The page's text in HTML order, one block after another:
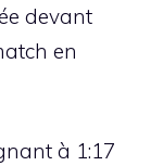
devant
en
à 1:17